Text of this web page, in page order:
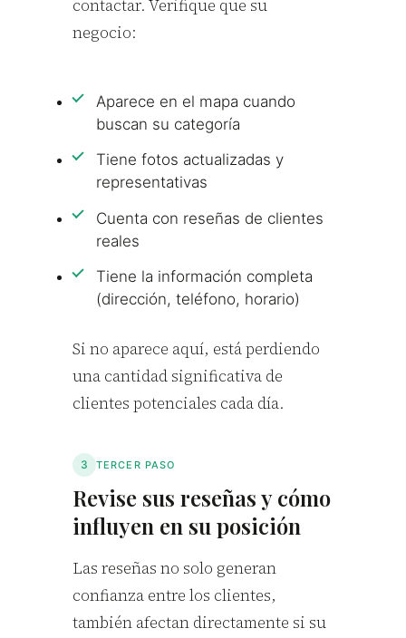
contactar. Verifique que su
negocio:
Aparece en el mapa cuando
buscan su categoría
Tiene fotos actualizadas y
representativas
Cuenta con reseñas de clientes
reales
Tiene la información completa
(dirección, teléfono, horario)
Si no aparece aquí, está perdiendo
una cantidad significativa de
clientes potenciales cada día.
3 TERCER PASO
Revise sus reseñas y cómo
influyen en su posición
Las reseñas no solo generan
confianza entre los clientes,
también afectan directamente si su